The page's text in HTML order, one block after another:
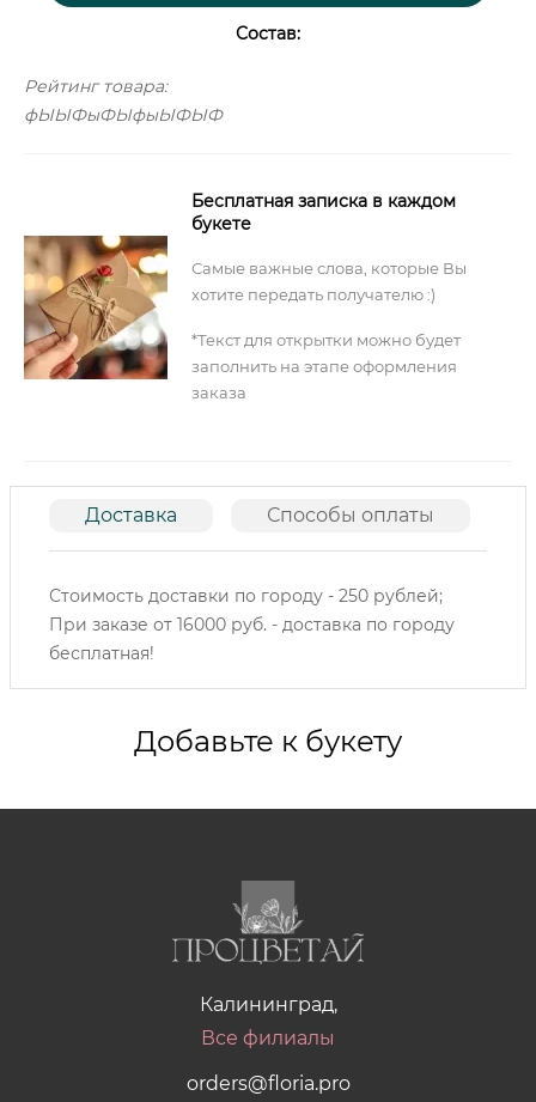
Состав:
Рейтинг товара:
фЫЫФыФЫфыЫФЫФ
Бесплатная записка в каждом
букете
Самые важные слова, которые Вы
хотите передать получателю :)
*Текст для открытки можно будет
заполнить на этапе оформления
заказа
Доставка Способы оплаты
Стоимость доставки по городу - 250 рублей;
При заказе от 16000 руб. - доставка по городу
бесплатная!
Добавьте к букету
Калининград,
Все филиалы
orders@floria.pro